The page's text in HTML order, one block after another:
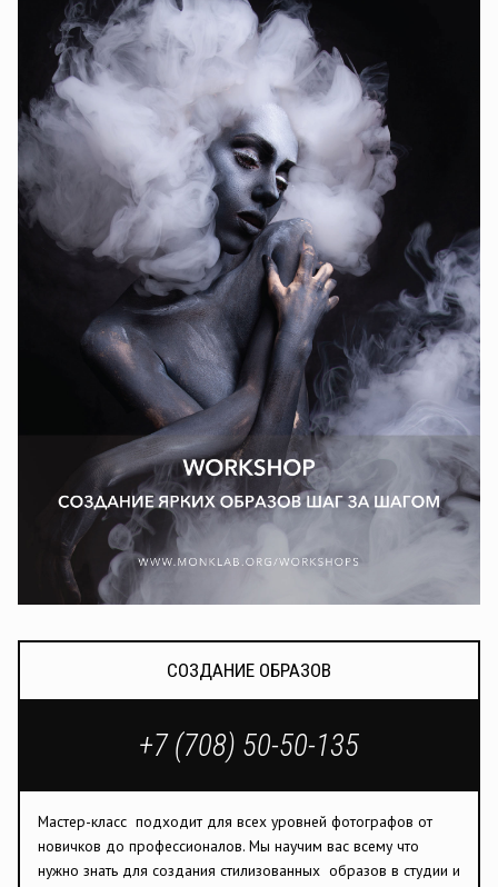
СОЗДАНИЕ ОБРАЗОВ
+7 (708) 50-50-135
Мастер-класс подходит для всех уровней фотографов от
новичков до профессионалов. Мы научим вас всему что
нужно знать для создания стилизованных образов в студии и